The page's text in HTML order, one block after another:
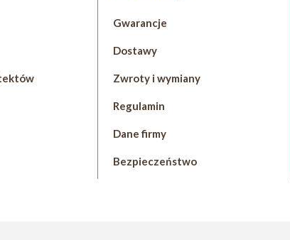
Gwarancje
Dostawy
Zwroty i wymiany
Regulamin
Dane firmy
Bezpieczeństwo